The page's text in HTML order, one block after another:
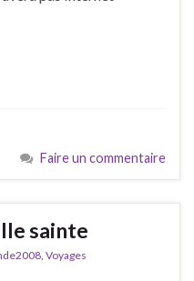
Faire un commentaire
sainte
, Voyages